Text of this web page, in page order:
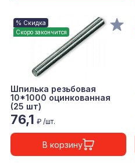
% Скидка
Скоро закончится
Шпилька резьбовая
10*1000 оцинкованная
(25 шт)
76,1 ₽ /шт.
В корзину